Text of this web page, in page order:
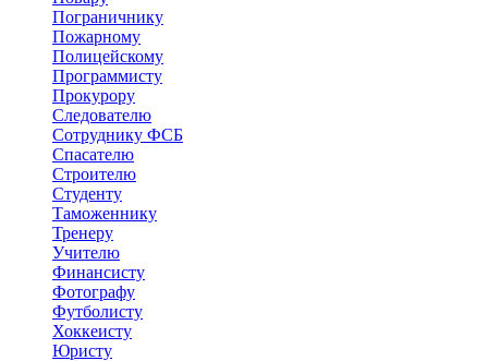
Пограничнику
Пожарному
Полицейскому
Программисту
Прокурору
Следователю
Сотруднику ФСБ
Спасателю
Строителю
Студенту
Таможеннику
Тренеру
Учителю
Финансисту
Фотографу
Футболисту
Хоккеисту
Юристу